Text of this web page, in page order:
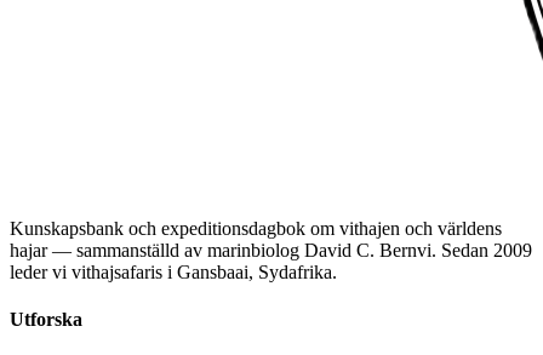
Kunskapsbank och expeditionsdagbok om vithajen och världens
hajar — sammanställd av marinbiolog David C. Bernvi. Sedan 2009
leder vi vithajsafaris i Gansbaai, Sydafrika.
Utforska